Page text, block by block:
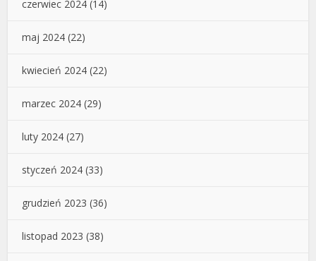
czerwiec 2024 (14)
maj 2024 (22)
kwiecień 2024 (22)
marzec 2024 (29)
luty 2024 (27)
styczeń 2024 (33)
grudzień 2023 (36)
listopad 2023 (38)